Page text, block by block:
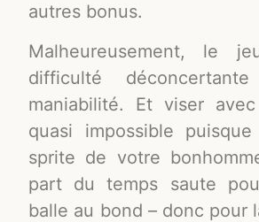
autres bonus.
Malheureusement, le
difficulté
maniabilité. Et viser
quasi impossible
sprite de votre
part du temps saute
balle au bond – donc pour